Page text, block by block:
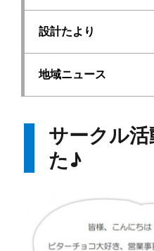
設計たより
地域ニュース
サークル
た♪